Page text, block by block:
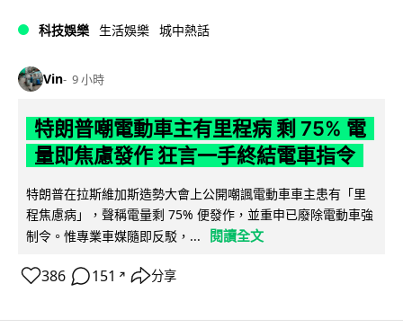
科技娛樂 生活娛樂 城中熱話
Vin 9 小時
特朗普嘲電動車主有里程病 剩 75% 電
量即焦慮發作 狂言一手終結電車指令
特朗普在拉斯維加斯造勢大會上公開嘲諷電動車車主患有「里
程焦慮病」，聲稱電量剩 75% 便發作，並重申已廢除電動車強
制令。惟專業車媒隨即反駁，...
閱讀全文
386 151 ↗ 分享